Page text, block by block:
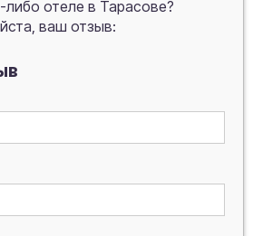
отеле в Тарасове?
ваш отзыв: